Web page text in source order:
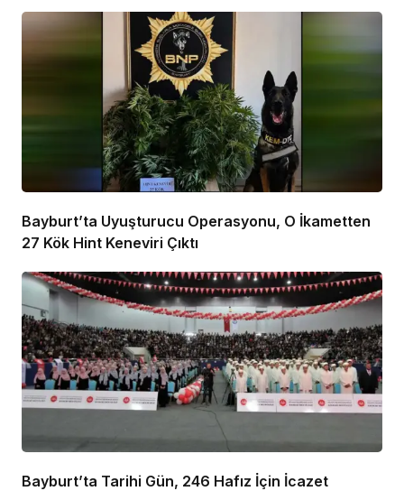
Bayburt’ta Uyuşturucu Operasyonu, O İkametten
27 Kök Hint Keneviri Çıktı
Bayburt’ta Tarihi Gün, 246 Hafız İçin İcazet